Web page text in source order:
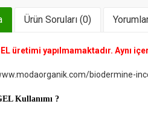
Ürün Soruları (0)
üretimi yapılmamaktadır. Aynı
biodermine-
Kullanımı ?